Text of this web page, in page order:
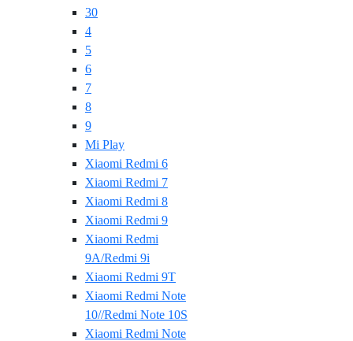
30
4
5
6
7
8
9
Mi Play
Xiaomi Redmi 6
Xiaomi Redmi 7
Xiaomi Redmi 8
Xiaomi Redmi 9
Xiaomi Redmi
9A/Redmi 9i
Xiaomi Redmi 9T
Xiaomi Redmi Note
10//Redmi Note 10S
Xiaomi Redmi Note